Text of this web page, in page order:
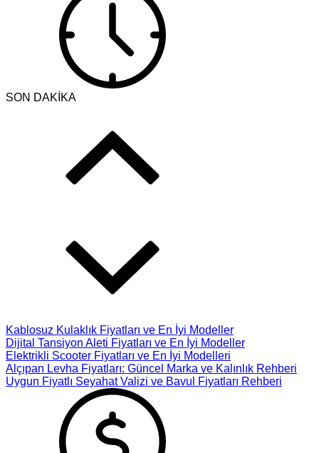
SON DAKİKA
Kablosuz Kulaklık Fiyatları ve En İyi Modeller
Dijital Tansiyon Aleti Fiyatları ve En İyi Modeller
Elektrikli Scooter Fiyatları ve En İyi Modelleri
Alçıpan Levha Fiyatları: Güncel Marka ve Kalınlık Rehberi
Uygun Fiyatlı Seyahat Valizi ve Bavul Fiyatları Rehberi